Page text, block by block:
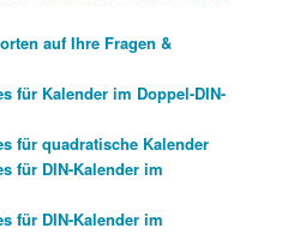
auf Ihre Fragen &
für Kalender im Doppel-DIN-
für quadratische Kalender
für DIN-Kalender im
für DIN-Kalender im